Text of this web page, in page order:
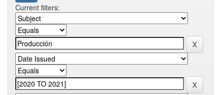
Current filters: